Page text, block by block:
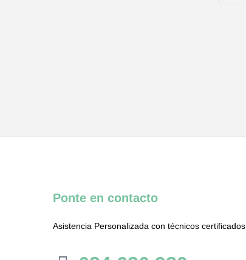
Ponte en contacto
Asistencia Personalizada con técnicos certificados